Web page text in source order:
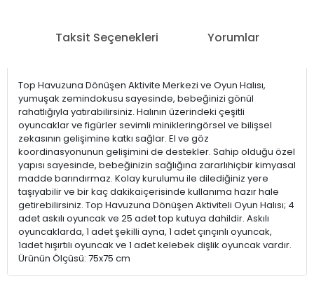
Taksit Seçenekleri Yorumlar
Top Havuzuna Dönüşen Aktivite Merkezi ve Oyun Halısı,
yumuşak zemindokusu sayesinde, bebeğinizi gönül
rahatlığıyla yatırabilirsiniz. Halının üzerindeki çeşitli
oyuncaklar ve figürler sevimli minikleringörsel ve bilişsel
zekasının gelişimine katkı sağlar. El ve göz
koordinasyonunun gelişimini de destekler. Sahip olduğu özel
yapısı sayesinde, bebeğinizin sağlığına zararlıhiçbir kimyasal
madde barındırmaz. Kolay kurulumu ile dilediğiniz yere
taşıyabilir ve bir kaç dakikaiçerisinde kullanıma hazır hale
getirebilirsiniz. Top Havuzuna Dönüşen Aktiviteli Oyun Halısı; 4
adet askılı oyuncak ve 25 adet top kutuya dahildir. Askılı
oyuncaklarda, 1 adet şekilli ayna, 1 adet çınçınlı oyuncak,
1adet hışırtılı oyuncak ve 1 adet kelebek dişlik oyuncak vardır.
Ürünün Ölçüsü: 75x75 cm